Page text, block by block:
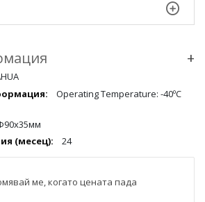
+
Operating Temperature: -40ºC
24
ме, когато цената пада